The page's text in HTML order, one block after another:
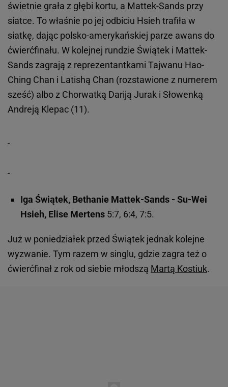
świetnie grała z głębi kortu, a Mattek-Sands przy
siatce. To właśnie po jej odbiciu Hsieh trafiła w
siatkę, dając polsko-amerykańskiej parze awans do
ćwierćfinału. W kolejnej rundzie Świątek i Mattek-
Sands zagrają z reprezentantkami Tajwanu Hao-
Ching Chan i Latishą Chan (rozstawione z numerem
sześć) albo z Chorwatką Dariją Jurak i Słowenką
Andreją Klepac (11).
Iga Świątek, Bethanie Mattek-Sands - Su-Wei
Hsieh, Elise Mertens 5:7, 6:4, 7:5.
Już w poniedziałek przed Świątek jednak kolejne
wyzwanie. Tym razem w singlu, gdzie zagra też o
ćwierćfinał z rok od siebie młodszą Martą Kostiuk.